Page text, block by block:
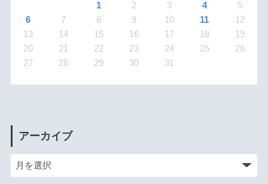
1 2 3 4
5
6
7 8 9 10 11
12
13
14 15 16 17 18
19
20
21 22 23 24 25
26
27
28 29 30 31
アーカイブ